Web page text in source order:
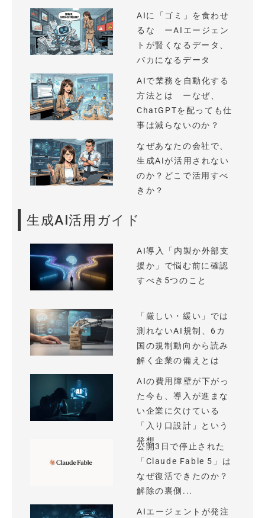
AIに「ゴミ」を食わせ
るな ーAIエージェン
トが賢くなるデータ、
バカになるデータ
AIで業務を自動化する
方法とは ーなぜ、
ChatGPTを配っても仕
事は減らないのか？
なぜあなたの会社で、
生成AIが活用されない
のか？どこで活用すべ
きか？
生成AI活用ガイド
AI導入「内製か外部支
援か」で悩む前に確認
すべき5つのこと
「厳しい・緩い」では
測れないAI規制、6カ
国の規制動向から読み
解く企業の備えとは
AIの費用障壁が下がっ
た今も、導入が進まな
い企業に欠けている
「入り口設計」という
発想
公開3日で停止された
「Claude Fable 5」は
なぜ復活できたのか？
解除の裏側...
AIエージェントが発注